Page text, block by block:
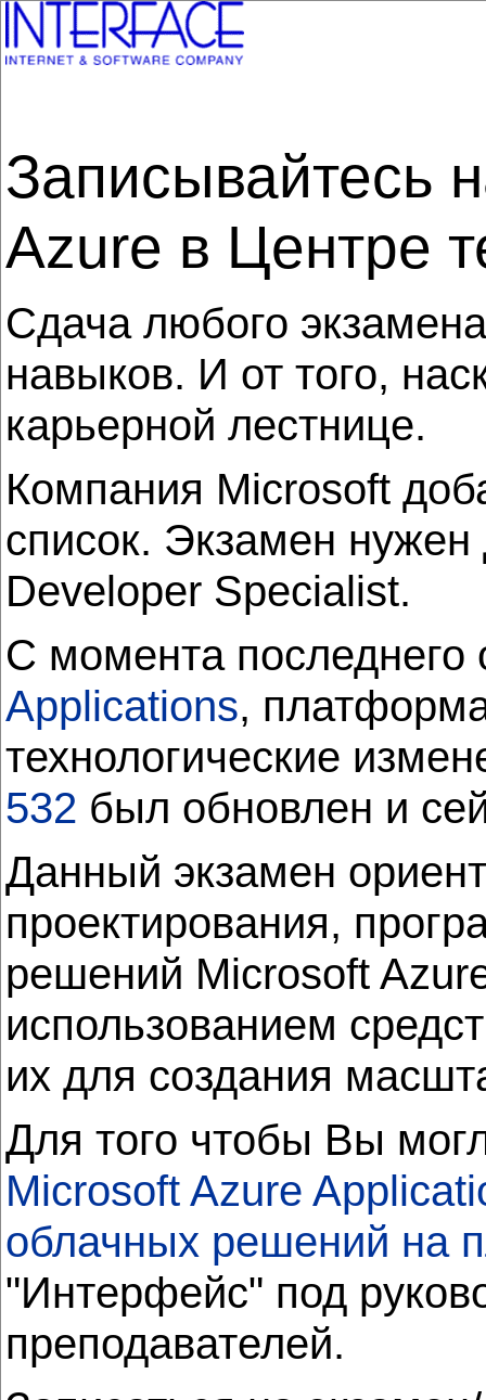
Записывайтесь
Azure в Центре
Сдача любого
навыков. И от того,
карьерной лестнице.
Компания Microsoft
список. Экзамен
Developer Specialist.
С момента
Applications,
технологические
532 был обновлен и
Данный экзамен
проектирования,
решений Microsoft
использованием
их для создания
Для того чтобы Вы
Microsoft Azure
облачных решений на
"Интерфейс" под
преподавателей.